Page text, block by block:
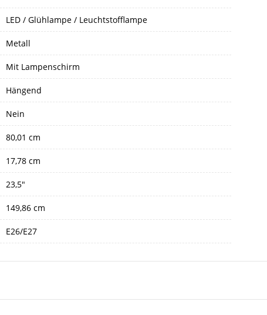
LED / Glühlampe / Leuchtstofflampe
Metall
Mit Lampenschirm
Hängend
Nein
80,01 cm
17,78 cm
23,5"
149,86 cm
E26/E27